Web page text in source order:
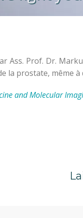
Ass. Prof. Dr.
la prostate, même à
and Molecular